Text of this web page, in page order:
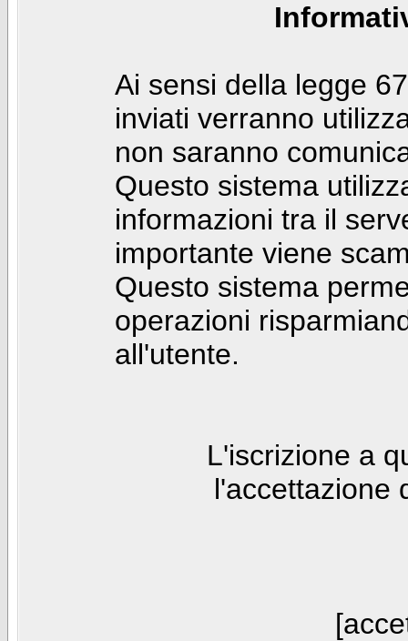
Ai sensi della legge
inviati verranno
non saranno
Questo sistema
informazioni tra il
importante viene
Questo sistema
operazioni
all'utente.
L'iscrizione a
l'accettazione